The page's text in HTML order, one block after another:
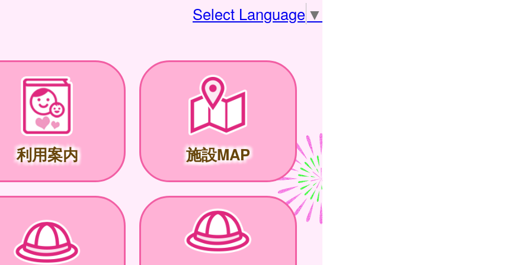
Select Language ▼
利用案内 施設MAP